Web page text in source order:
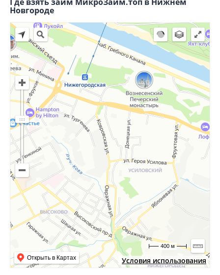
Новгороде
Условия использования
Открыть в Картах
400 м